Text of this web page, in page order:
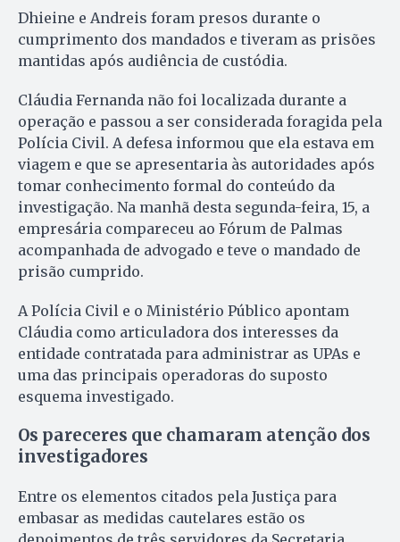
Dhieine e Andreis foram presos durante o
cumprimento dos mandados e tiveram as prisões
mantidas após audiência de custódia.
Cláudia Fernanda não foi localizada durante a
operação e passou a ser considerada foragida pela
Polícia Civil. A defesa informou que ela estava em
viagem e que se apresentaria às autoridades após
tomar conhecimento formal do conteúdo da
investigação. Na manhã desta segunda-feira, 15, a
empresária compareceu ao Fórum de Palmas
acompanhada de advogado e teve o mandado de
prisão cumprido.
A Polícia Civil e o Ministério Público apontam
Cláudia como articuladora dos interesses da
entidade contratada para administrar as UPAs e
uma das principais operadoras do suposto
esquema investigado.
Os pareceres que chamaram atenção dos
investigadores
Entre os elementos citados pela Justiça para
embasar as medidas cautelares estão os